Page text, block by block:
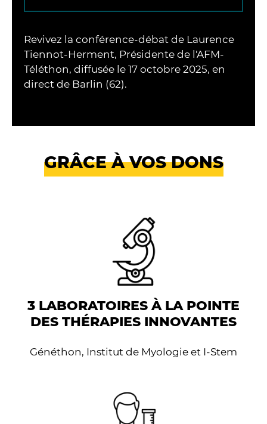
Revivez la conférence-débat de Laurence
Tiennot-Herment, Présidente de l'AFM-
Téléthon, diffusée le 17 octobre 2025, en
direct de Barlin (62).
GRÂCE À VOS DONS
3 LABORATOIRES À LA POINTE
DES THÉRAPIES INNOVANTES
Généthon, Institut de Myologie et I-Stem